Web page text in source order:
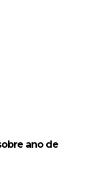
ano de